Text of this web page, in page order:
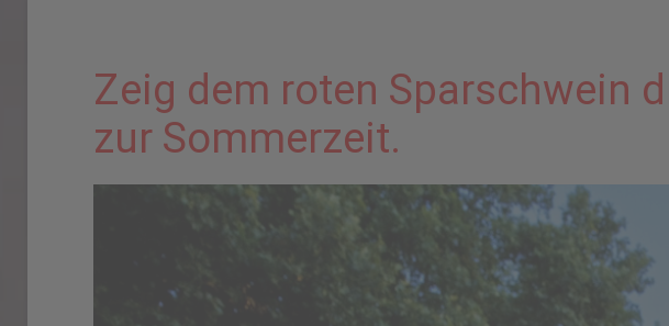
Zeig dem roten Sparschwein
zur Sommerzeit.